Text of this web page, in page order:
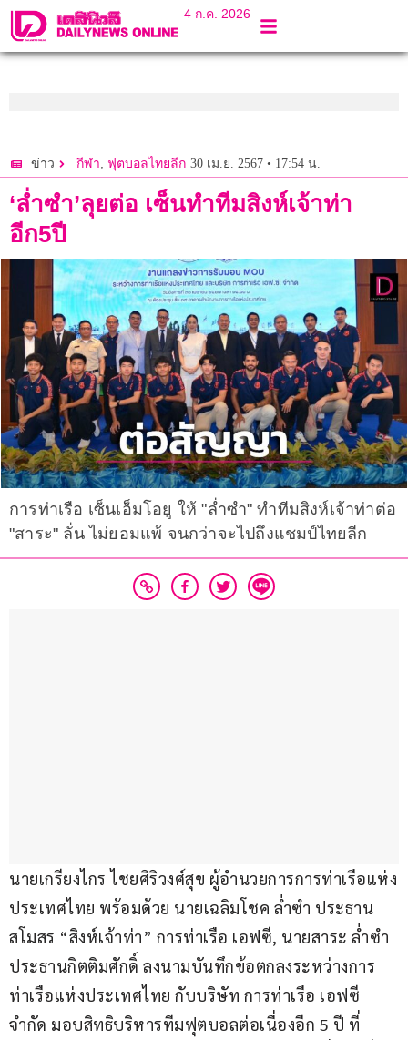
4 ก.ค. 2026
ข่าว กีฬา, ฟุตบอลไทยลีก 30 เม.ย. 2567 • 17:54 น.
‘ล่ำซำ’ลุยต่อ เซ็นทำทีมสิงห์เจ้าท่า
อีก5ปี
การท่าเรือ เซ็นเอ็มโอยู ให้ "ล่ำซำ" ทำทีมสิงห์เจ้าท่าต่อ
"สาระ" ลั่น ไม่ยอมแพ้ จนกว่าจะไปถึงแชมป์ไทยลีก
นายเกรียงไกร ไชยศิริวงศ์สุข ผู้อำนวยการการท่าเรือแห่ง
ประเทศไทย พร้อมด้วย นายเฉลิมโชค ล่ำซำ ประธาน
สโมสร “สิงห์เจ้าท่า” การท่าเรือ เอฟซี, นายสาระ ล่ำซำ
ประธานกิตติมศักดิ์ ลงนามบันทึกข้อตกลงระหว่างการ
ท่าเรือแห่งประเทศไทย กับบริษัท การท่าเรือ เอฟซี
จำกัด มอบสิทธิบริหารทีมฟุตบอลต่อเนื่องอีก 5 ปี ที่